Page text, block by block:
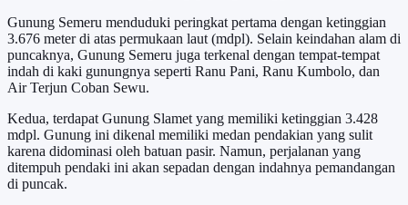
Gunung Semeru menduduki peringkat pertama dengan ketinggian
3.676 meter di atas permukaan laut (mdpl). Selain keindahan alam di
puncaknya, Gunung Semeru juga terkenal dengan tempat-tempat
indah di kaki gunungnya seperti Ranu Pani, Ranu Kumbolo, dan
Air Terjun Coban Sewu.
Kedua, terdapat Gunung Slamet yang memiliki ketinggian 3.428
mdpl. Gunung ini dikenal memiliki medan pendakian yang sulit
karena didominasi oleh batuan pasir. Namun, perjalanan yang
ditempuh pendaki ini akan sepadan dengan indahnya pemandangan
di puncak.